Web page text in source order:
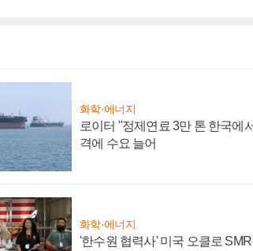
화학·에너지
로이터 "정제연료 3만 톤 한국에
격에 수요 늘어
화학·에너지
'한수원 협력사' 미국 오클로